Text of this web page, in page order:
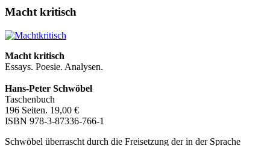
Macht kritisch
Macht kritisch
Essays. Poesie. Analysen.
Hans-Peter Schwöbel
Taschenbuch
196 Seiten. 19,00 €
ISBN 978-3-87336-766-1
Schwöbel überrascht durch die Freisetzung der in der Sprache